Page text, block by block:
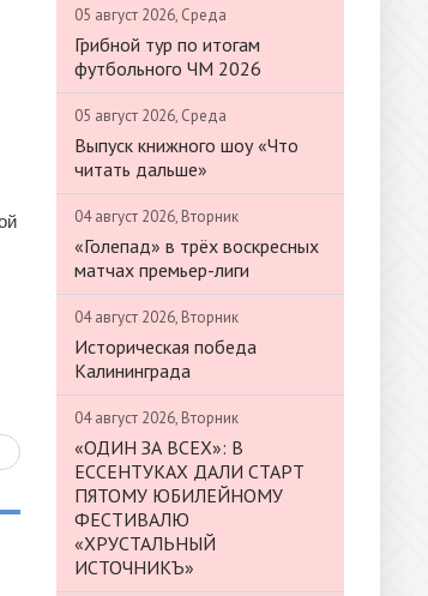
05 август 2026, Среда
Грибной тур по итогам
футбольного ЧМ 2026
05 август 2026, Среда
Выпуск книжного шоу «Что
читать дальше»
04 август 2026, Вторник
«Голепад» в трёх воскресных
матчах премьер-лиги
04 август 2026, Вторник
Историческая победа
Калининграда
04 август 2026, Вторник
«ОДИН ЗА ВСЕХ»: В
ЕССЕНТУКАХ ДАЛИ СТАРТ
ПЯТОМУ ЮБИЛЕЙНОМУ
ФЕСТИВАЛЮ
«ХРУСТАЛЬНЫЙ
ИСТОЧНИКЪ»